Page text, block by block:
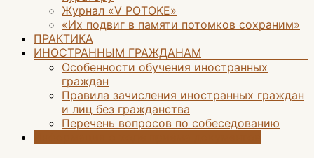
Журнал «V POTOKE»
«Их подвиг в памяти потомков сохраним»
ПРАКТИКА
ИНОСТРАННЫМ ГРАЖДАНАМ
Особенности обучения иностранных
граждан
Правила зачисления иностранных граждан
и лиц без гражданства
Перечень вопросов по собеседованию